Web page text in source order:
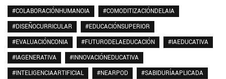
#COLABORACIÓNHUMANOIA
#COMODITIZACIÓNDELAIA
#DISEÑOCURRICULAR
#EDUCACIÓNSUPERIOR
#EVALUACIÓNCONIA
#FUTURODELAEDUCACIÓN
#IAEDUCATIVA
#IAGENERATIVA
#INNOVACIÓNEDUCATIVA
#INTELIGENCIAARTIFICIAL
#NEARPOD
#SABIDURÍAAPLICADA